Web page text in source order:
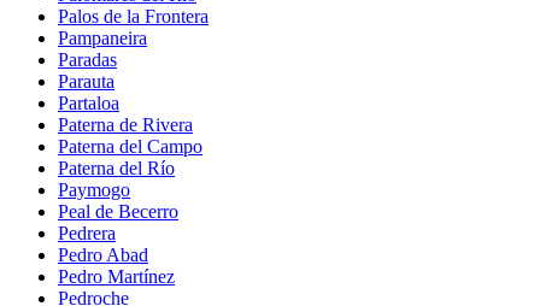
Palos de la Frontera
Pampaneira
Paradas
Parauta
Partaloa
Paterna de Rivera
Paterna del Campo
Paterna del Río
Paymogo
Peal de Becerro
Pedrera
Pedro Abad
Pedro Martínez
Pedroche